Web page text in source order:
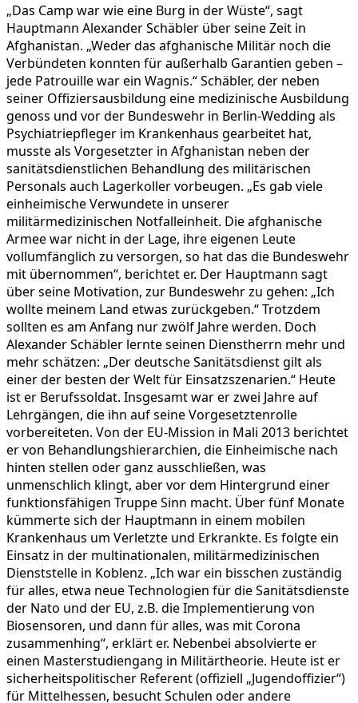
„Das Camp war wie eine Burg in der Wüste“, sagt
Hauptmann Alexander Schäbler über seine Zeit in
Afghanistan. „Weder das afghanische Militär noch die
Verbündeten konnten für außerhalb Garantien geben –
jede Patrouille war ein Wagnis.“ Schäbler, der neben
seiner Offiziersausbildung eine medizinische Ausbildung
genoss und vor der Bundeswehr in Berlin-Wedding als
Psychiatriepfleger im Krankenhaus gearbeitet hat,
musste als Vorgesetzter in Afghanistan neben der
sanitätsdienstlichen Behandlung des militärischen
Personals auch Lagerkoller vorbeugen. „Es gab viele
einheimische Verwundete in unserer
militärmedizinischen Notfalleinheit. Die afghanische
Armee war nicht in der Lage, ihre eigenen Leute
vollumfänglich zu versorgen, so hat das die Bundeswehr
mit übernommen“, berichtet er. Der Hauptmann sagt
über seine Motivation, zur Bundeswehr zu gehen: „Ich
wollte meinem Land etwas zurückgeben.“ Trotzdem
sollten es am Anfang nur zwölf Jahre werden. Doch
Alexander Schäbler lernte seinen Dienstherrn mehr und
mehr schätzen: „Der deutsche Sanitätsdienst gilt als
einer der besten der Welt für Einsatzszenarien.“ Heute
ist er Berufssoldat. Insgesamt war er zwei Jahre auf
Lehrgängen, die ihn auf seine Vorgesetztenrolle
vorbereiteten. Von der EU-Mission in Mali 2013 berichtet
er von Behandlungshierarchien, die Einheimische nach
hinten stellen oder ganz ausschließen, was
unmenschlich klingt, aber vor dem Hintergrund einer
funktionsfähigen Truppe Sinn macht. Über fünf Monate
kümmerte sich der Hauptmann in einem mobilen
Krankenhaus um Verletzte und Erkrankte. Es folgte ein
Einsatz in der multinationalen, militärmedizinischen
Dienststelle in Koblenz. „Ich war ein bisschen zuständig
für alles, etwa neue Technologien für die Sanitätsdienste
der Nato und der EU, z.B. die Implementierung von
Biosensoren, und dann für alles, was mit Corona
zusammenhing“, erklärt er. Nebenbei absolvierte er
einen Masterstudiengang in Militärtheorie. Heute ist er
sicherheitspolitischer Referent (offiziell „Jugendoffizier“)
für Mittelhessen, besucht Schulen oder andere